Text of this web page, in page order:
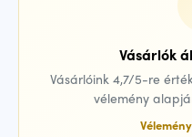
Vásárlók
Vásárlóink 4,7/5-re
vélemény